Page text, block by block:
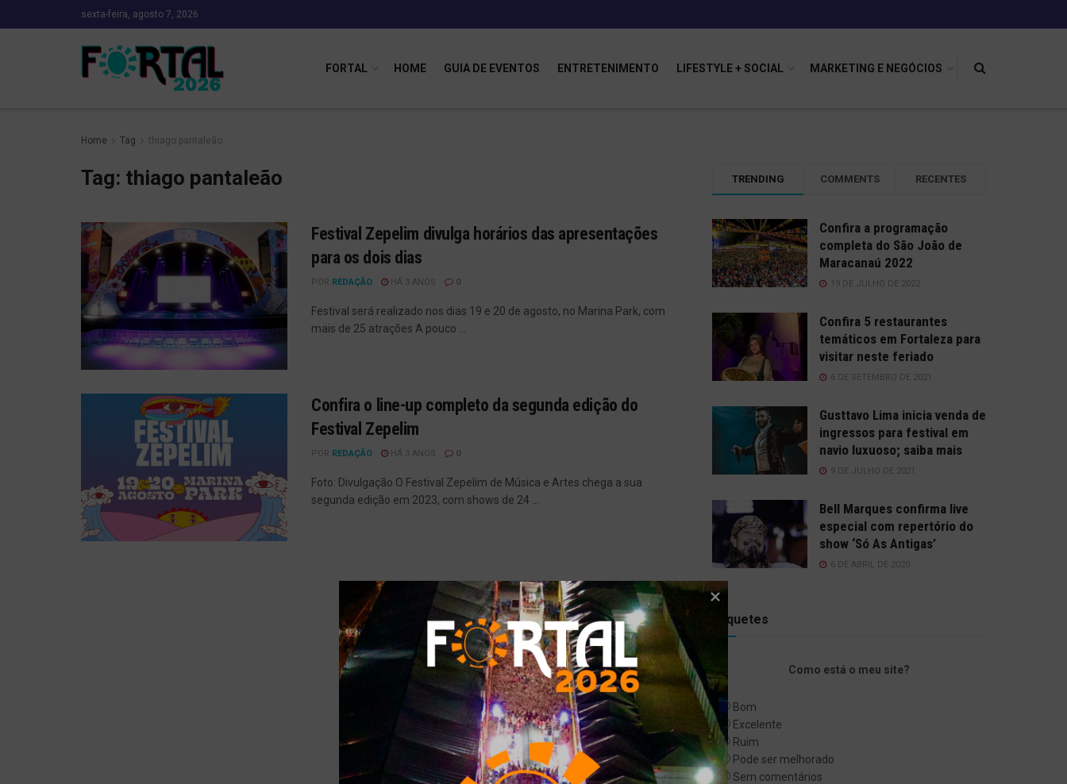
sexta-feira, agosto 7, 2026
FORTAL HOME GUIA DE EVENTOS ENTRETENIMENTO LIFESTYLE + SOCIAL MARKETING E NEGÓCIOS
Home Tag thiago pantaleão
Tag: thiago pantaleão
Festival Zepelim divulga horários das apresentações
para os dois dias
POR REDAÇÃO HÁ 3 ANOS 0
Festival será realizado nos dias 19 e 20 de agosto, no Marina Park, com
mais de 25 atrações A pouco ...
Confira o line-up completo da segunda edição do
Festival Zepelim
POR REDAÇÃO HÁ 3 ANOS 0
Foto: Divulgação O Festival Zepelim de Música e Artes chega a sua
segunda edição em 2023, com shows de 24 ...
TRENDING COMMENTS RECENTES
Confira a programação
completa do São João de
Maracanaú 2022
19 DE JULHO DE 2022
Confira 5 restaurantes
temáticos em Fortaleza para
visitar neste feriado
6 DE SETEMBRO DE 2021
Gusttavo Lima inicia venda de
ingressos para festival em
navio luxuoso; saiba mais
9 DE JULHO DE 2021
Bell Marques confirma live
especial com repertório do
show ‘Só As Antigas’
6 DE ABRIL DE 2020
Enquetes
Como está o meu site?
Bom
Excelente
Ruim
Pode ser melhorado
Sem comentários